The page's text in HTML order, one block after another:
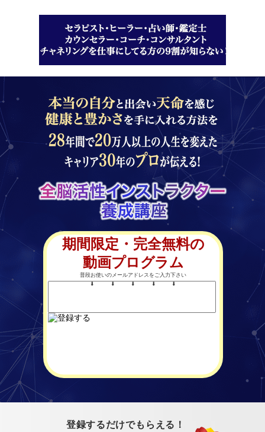
登録するだけでもらえる！
期間限定・完全無料の
動画プログラム
普段お使いのメールアドレスをご入力下さい
⬇︎
⬇︎ ⬇︎ ⬇︎ ⬇︎